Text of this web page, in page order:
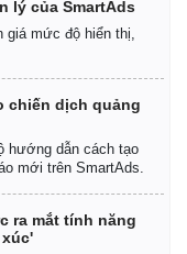
lý của SmartAds
mức độ hiển thị,
chiến dịch quảng
hướng dẫn cách tạo
mới trên SmartAds.
ra mắt tính năng
xúc'